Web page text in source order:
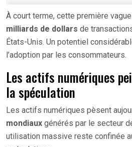
À court terme, cette première
milliards de dollars de
États-Unis. Un potentiel
l’adoption par les consommateurs.
Les actifs numériques
la spéculation
Les actifs numériques pèsent
mondiaux générés par le secteur
utilisation massive reste confinée